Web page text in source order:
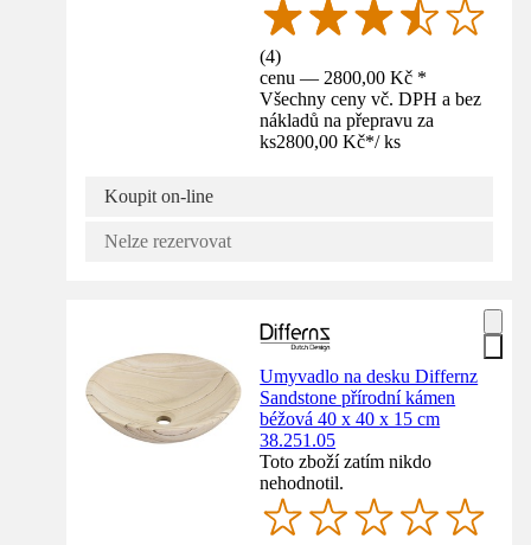
(4)
cenu — 2800,00 Kč *
Všechny ceny vč. DPH a bez
nákladů na přepravu za
ks2800,00 Kč*/ ks
Koupit on-line
Nelze rezervovat
Umyvadlo na desku Differnz
Sandstone přírodní kámen
béžová 40 x 40 x 15 cm
38.251.05
Toto zboží zatím nikdo
nehodnotil.